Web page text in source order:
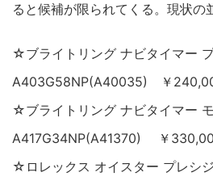
ると候補が限られてくる。現状の
☆ブライトリング ナビタイマー
A403G58NP(A40035) ￥
☆ブライトリング ナビタイマー
A417G34NP(A41370) ￥
☆ロレックス オイスター プレシ